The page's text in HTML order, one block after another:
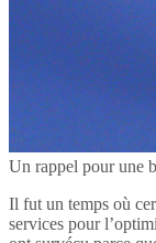
Un rappel pour une
Il fut un temps où
services pour